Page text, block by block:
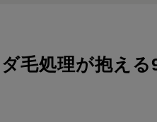
毛処理が抱える